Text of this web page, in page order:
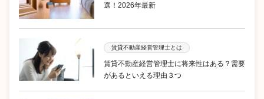
選！2026年最新
賃貸不動産経営管理士とは
賃貸不動産経営管理士に将来性はある？需要
があるといえる理由３つ